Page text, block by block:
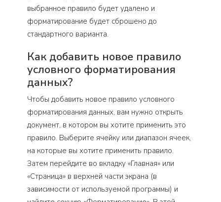
выбранное правило будет удалено и
форматирование будет сброшено до
стандартного варианта.
Как добавить новое правило
условного форматирования
данных?
Чтобы добавить новое правило условного
форматирования данных, вам нужно открыть
документ, в котором вы хотите применить это
правило. Выберите ячейку или диапазон ячеек,
на которые вы хотите применить правило.
Затем перейдите во вкладку «Главная» или
«Страница» в верхней части экрана (в
зависимости от используемой программы) и